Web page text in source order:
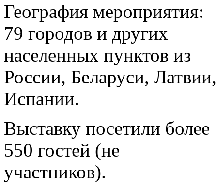
География мероприятия:
79 городов и других
населенных пунктов из
России, Беларуси, Латвии,
Испании.
Выставку посетили более
550 гостей (не
участников).